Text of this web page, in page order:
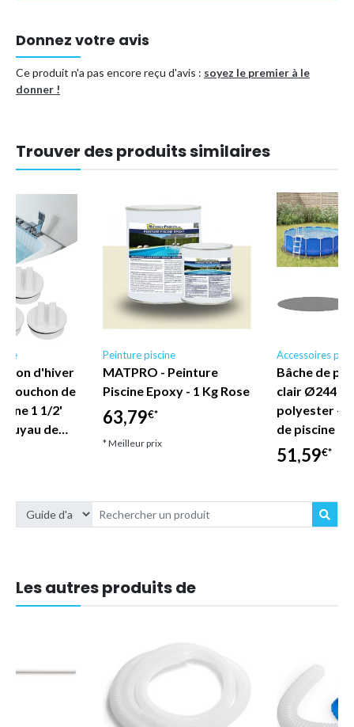
Donnez votre avis
Ce produit n'a pas encore reçu d'avis : soyez le premier à le
donner !
Trouver des produits similaires
d'hiver
Bouchon de
1 1/2'
tuyau de…
Peinture piscine
MATPRO - Peinture
Piscine Epoxy - 1 Kg Rose
63,79€*
* Meilleur prix
Accessoires
Bâche de
clair Ø244
polyester -
de piscine -
51,59€*
Les autres produits de